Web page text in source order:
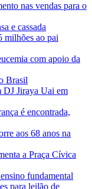
nas vendas para o
e cassada
milhões ao pai
com apoio da
Brasil
DJ Jiraya Uai em
é encontrada,
aos 68 anos na
a Praça Cívica
fundamental
para leilão de